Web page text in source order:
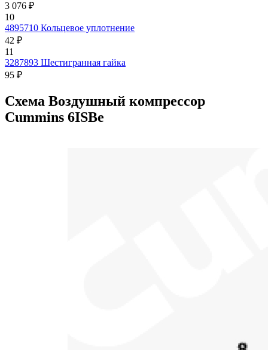
3 076 ₽
10
4895710 Кольцевое уплотнение
42 ₽
11
3287893 Шестигранная гайка
95 ₽
Схема Воздушный компрессор
Cummins 6ISBe